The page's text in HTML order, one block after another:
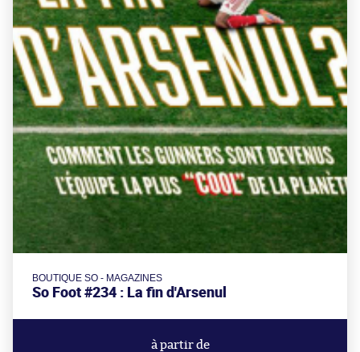
BOUTIQUE SO - MAGAZINES
So Foot #234 : La fin d'Arsenul
à partir de